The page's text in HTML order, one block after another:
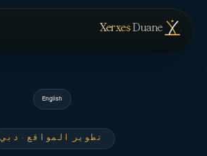
Skip to content
XerxesDuane — الصفحة الرئيسية
English
تطوير المواقع · دبي